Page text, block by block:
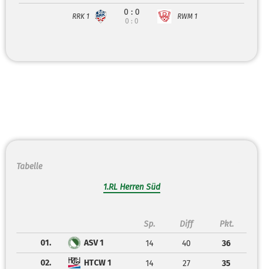
RRK 1 0 : 0
0 : 0
RWM 1
Tabelle
1.RL Herren Süd
Sp. Diff
Pkt.
01.
ASV 1 14 40
36
02.
HTCW 1 14 27
35